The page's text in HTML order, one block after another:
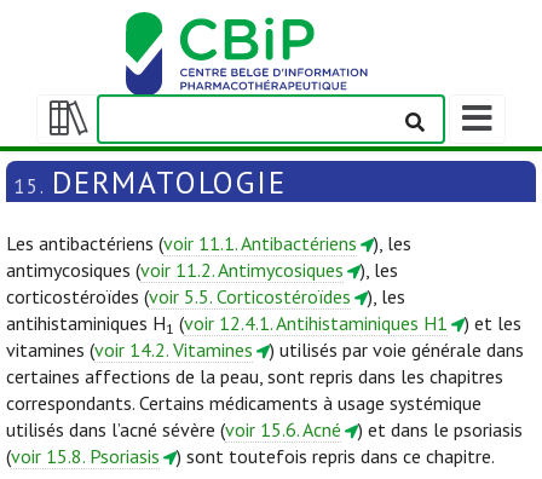
Afficher/masquer
la
table
matières
Afficher/
la
barre
navigation
15. DERMATOLOGIE
Les antibactériens (voir 11.1. Antibactériens
), les
antimycosiques (voir 11.2. Antimycosiques
), les
corticostéroïdes (voir 5.5. Corticostéroïdes
), les
antihistaminiques H1 (voir 12.4.1. Antihistaminiques H1
) et les
vitamines (voir 14.2. Vitamines
) utilisés par voie générale dans
certaines affections de la peau, sont repris dans les chapitres
correspondants. Certains médicaments à usage systémique
utilisés dans l’acné sévère (voir 15.6. Acné
) et dans le psoriasis
(voir 15.8. Psoriasis
) sont toutefois repris dans ce chapitre.